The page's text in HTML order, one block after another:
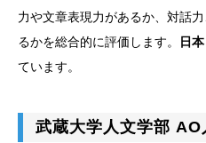
力や文章表現力があるか、対話
るかを総合的に評価します。
日
ています。
武蔵大学人文学部